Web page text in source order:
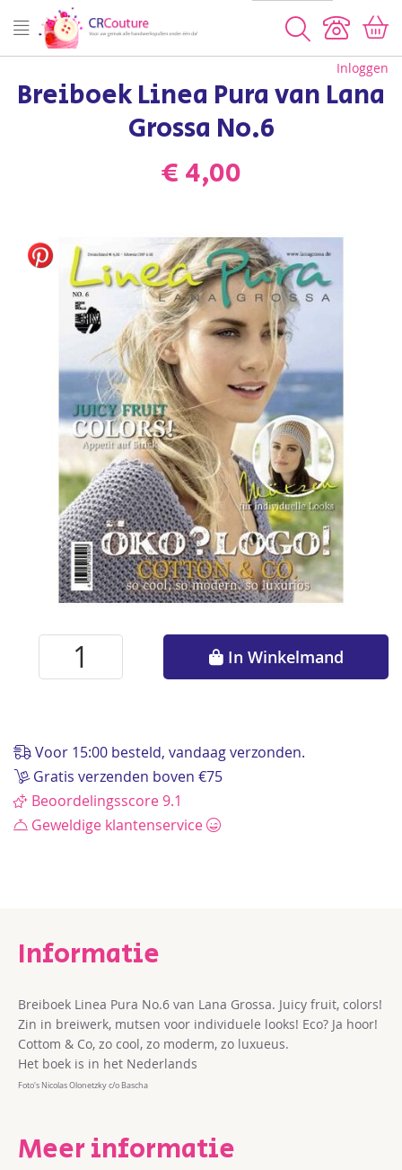
Zoeken
Inloggen
Breiboek Linea Pura van Lana
Grossa No.6
€ 4,00
afbeeldingen-
gallerij
In Winkelmand
Voor 15:00 besteld, vandaag verzonden.
Gratis verzenden boven €75
Beoordelingsscore 9.1
Geweldige klantenservice
Breiboek Linea Pura No.6 van Lana Grossa. Juicy fruit, colors!
Zin in breiwerk, mutsen voor individuele looks! Eco? Ja hoor!
Cottom & Co, zo cool, zo moderm, zo luxueus.
Het boek is in het Nederlands
Foto's Nicolas Olonetzky c/o Bascha
Meer informatie